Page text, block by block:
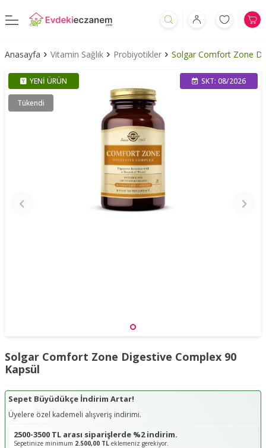
Anasayfa Vitamin Sağlık Probiyotikler Solgar Comfort Zone
YENI ÜRÜN
Tükendi
SKT: 08/2026
Solgar Comfort Zone Digestive Complex 90
Kapsül
Sepet Büyüdükçe İndirim Artar!
Üyelere özel kademeli alışveriş indirimi.
2500-3500 TL arası siparişlerde %2 indirim.
Sepetinize minimum 2.500,00 TL eklemeniz gerekiyor.